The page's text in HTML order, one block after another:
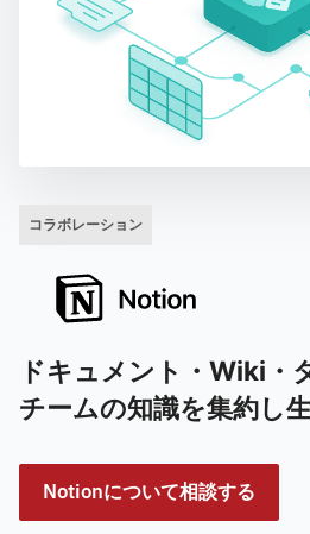
コラボレーション
ドキュメント・Wiki・
チームの知識を集約し
Notionについて相談する